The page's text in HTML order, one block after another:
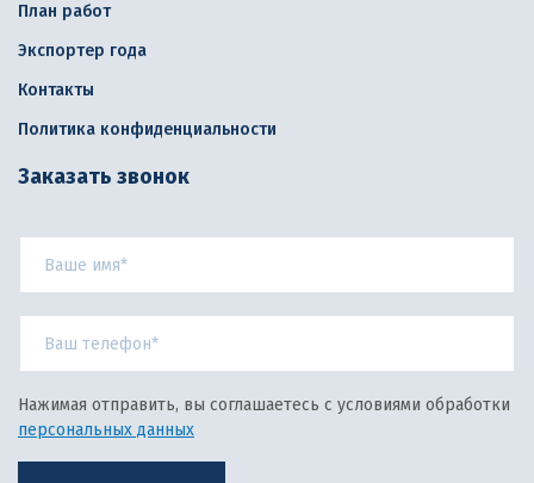
План работ
Экспортер года
Контакты
Политика конфиденциальности
Заказать звонок
Нажимая отправить, вы соглашаетесь с условиями обработки
персональных данных